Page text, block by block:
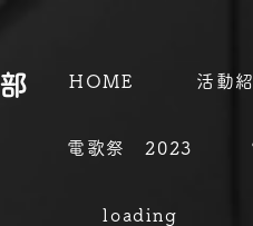
HOME 活動
電歌祭 2023
loading